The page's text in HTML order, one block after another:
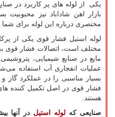
یکی از لوله های پر کاربرد در
بازار اهن شاداباد نیز محبوبیت
مختصری درباره این لوله برای شما
لوله استیل فشار قوی یکی از
مختلف است، اتصالات فشار قوی به
مایع در صنایع شیمیایی،
عملیات انفجاری آب استفاده
بسیار مناسبی را در عملکرد گاز و
فشار قوی در اصل تکمیل کننده
هستند.
صنایعی که لوله استیل در آنها